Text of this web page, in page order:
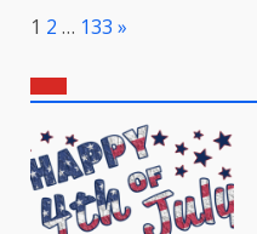
Page:
1 2 … 133 Next
»